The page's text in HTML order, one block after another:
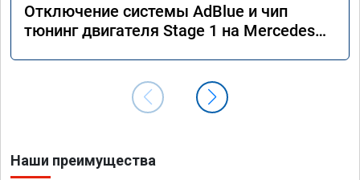
Отключение системы AdBlue и чип
тюнинг двигателя Stage 1 на Mercedes
Наши преимущества